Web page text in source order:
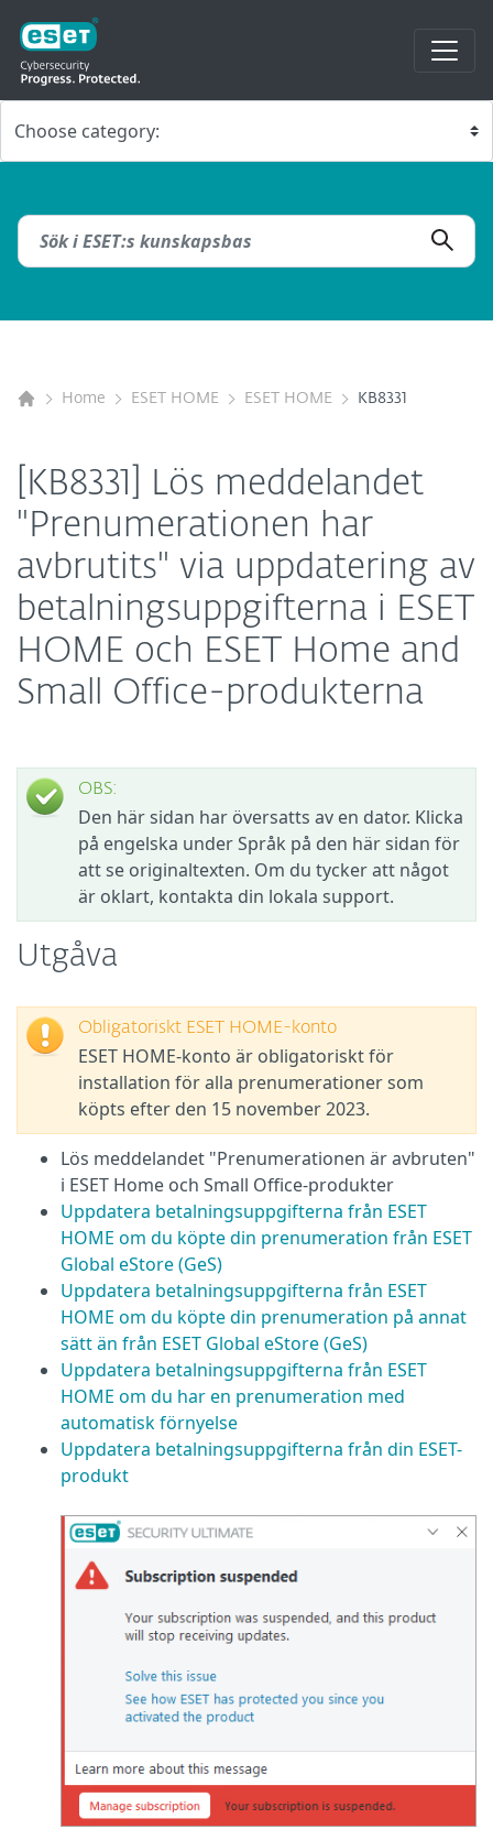
Home ESET HOME ESET HOME KB8331
[KB8331] Lös meddelandet
"Prenumerationen har
avbrutits" via uppdatering av
betalningsuppgifterna i ESET
HOME och ESET Home and
Small Office-produkterna
OBS:
Den här sidan har översatts av en dator. Klicka
på engelska under Språk på den här sidan för
att se originaltexten. Om du tycker att något
är oklart, kontakta din lokala support.
Utgåva
Obligatoriskt ESET HOME-konto
ESET HOME-konto är obligatoriskt för
installation för alla prenumerationer som
köpts efter den 15 november 2023.
Lös meddelandet "Prenumerationen är avbruten"
i ESET Home och Small Office-produkter
Uppdatera betalningsuppgifterna från ESET
HOME om du köpte din prenumeration från ESET
Global eStore (GeS)
Uppdatera betalningsuppgifterna från ESET
HOME om du köpte din prenumeration på annat
sätt än från ESET Global eStore (GeS)
Uppdatera betalningsuppgifterna från ESET
HOME om du har en prenumeration med
automatisk förnyelse
Uppdatera betalningsuppgifterna från din ESET-
produkt